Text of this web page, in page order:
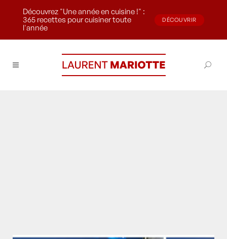
Découvrez "Une année en cuisine !" :
365 recettes pour cuisiner toute
l'année
DÉCOUVRIR